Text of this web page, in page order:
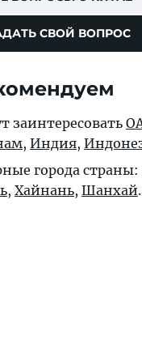
СВОЙ ВОПРОС
заинтересовать
, Индия,
города страны:
, Хайнань, Шанхай.